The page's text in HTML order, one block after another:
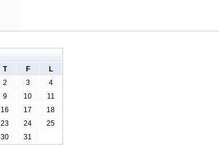
T F L
2 3 4
9 10 11
16 17 18
23 24 25
30 31